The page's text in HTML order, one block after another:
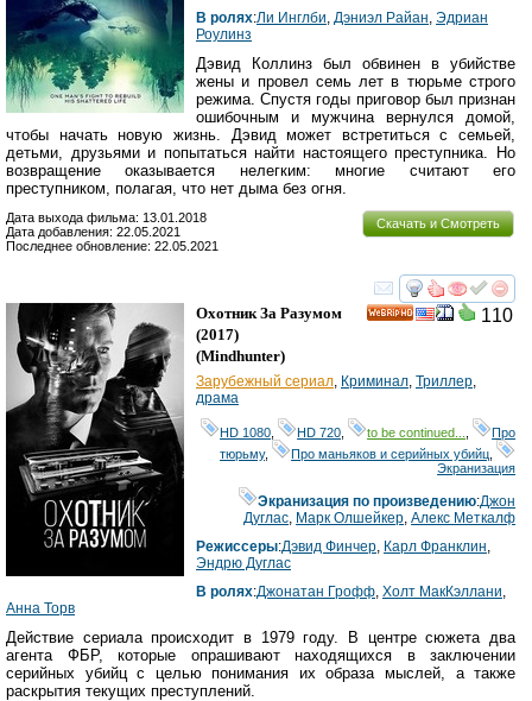
В ролях:Ли Инглби, Дэниэл Райан, Эдриан
Роулинз
Дэвид Коллинз был обвинен в убийстве
жены и провел семь лет в тюрьме строго
режима. Спустя годы приговор был признан
ошибочным и мужчина вернулся домой,
чтобы начать новую жизнь. Дэвид может встретиться с семьей,
детьми, друзьями и попытаться найти настоящего преступника. Но
возвращение оказывается нелегким: многие считают его
преступником, полагая, что нет дыма без огня.
Скачать и Смотреть
Дата выхода фильма: 13.01.2018
Дата добавления: 22.05.2021
Последнее обновление: 22.05.2021
смотреть
110
Охотник За Разумом
(2017)
(Mindhunter)
Зарубежный сериал, Криминал, Триллер,
драма
HD 1080 HD 720 to be continued...
Про
тюрьму, Про маньяков и серийных убийц
Экранизация
Экранизация по произведению:Джон
Дуглас, Марк Олшейкер,Алекс Меткалф
Режиссеры:Дэвид Финчер, Карл Франклин,
Эндрю Дуглас
В ролях:Джонатан Грофф, Холт МакКэллани,
Анна Торв
Действие сериала происходит в 1979 году. В центре сюжета два
агента ФБР, которые опрашивают находящихся в заключении
серийных убийц с целью понимания их образа мыслей, а также
раскрытия текущих преступлений.